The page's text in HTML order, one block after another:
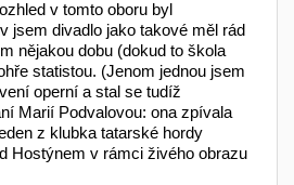
v tomto oboru byl
jsem divadlo jako takové měl rád
nějakou dobu (dokud to škola
statistou. (Jenom jednou jsem
operní a stal se tudíž
Marií Podvalovou: ona zpívala
z klubka tatarské hordy
Hostýnem v rámci živého obrazu